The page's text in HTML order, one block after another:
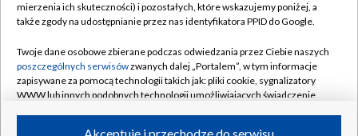
Naziemna Telewizja Cyfrowa
Rada Programowa
System NOS
Informacje o nadawcy
Pomoc
Kontakt
Kanały
mierzenia ich skuteczności) i pozostałych, które wskazujemy poniżej, a
także zgody na udostępnianie przez nas identyfikatora PPID do Google.
Twoje dane osobowe zbierane podczas odwiedzania przez Ciebie naszych
poszczególnych serwisówzwanych dalej „Portalem”, w tym informacje
zapisywane za pomocą technologii takich jak: pliki cookie, sygnalizatory
WWW lub innych podobnych technologii umożliwiających świadczenie